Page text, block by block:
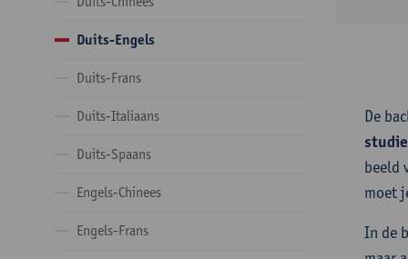
Duits-Engels
Duits-Frans
Duits-Italiaans
Duits-Spaans
Engels-Chinees
Engels-Frans
De
beeld
moet
In de